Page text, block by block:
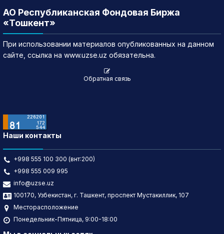
АО Республиканская Фондовая Биржа
«Тошкент»
При использовании материалов опубликованных на данном
сайте, ссылка на www.uzse.uz обязательна.
Обратная связь
Наши контакты
+998 555 100 300 (внт:200)
+998 555 009 995
info@uzse.uz
100170, Узбекистан, г. Ташкент, проспект Мустакиллик, 107
Месторасположение
Понедельник-Пятница, 9:00-18:00